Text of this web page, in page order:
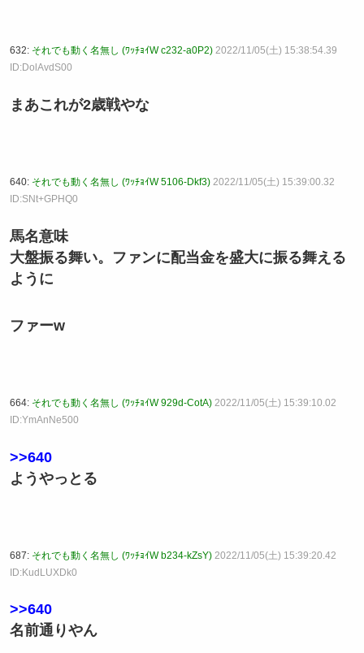
632: それでも動く名無し (ﾜｯﾁｮｲW c232-a0P2) 2022/11/05(土) 15:38:54.39
ID:DolAvdS00
まあこれが2歳戦やな
640: それでも動く名無し (ﾜｯﾁｮｲW 5106-Dkf3) 2022/11/05(土) 15:39:00.32
ID:SNt+GPHQ0
馬名意味
大盤振る舞い。ファンに配当金を盛大に振る舞える
ように
ファーw
664: それでも動く名無し (ﾜｯﾁｮｲW 929d-CotA) 2022/11/05(土) 15:39:10.02
ID:YmAnNe500
>>640
ようやっとる
687: それでも動く名無し (ﾜｯﾁｮｲW b234-kZsY) 2022/11/05(土) 15:39:20.42
ID:KudLUXDk0
>>640
名前通りやん